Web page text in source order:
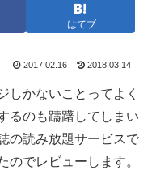
はてブ
2017.02.16 2018.03.14
しかないことってよく
るのも躊躇してしまい
の読み放題サービスで
のでレビューします。